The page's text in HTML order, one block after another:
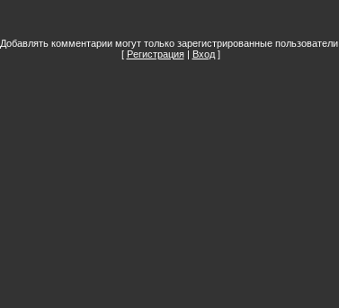
Добавлять комментарии могут только зарегистрированные пользователи.
[ Регистрация| Вход]